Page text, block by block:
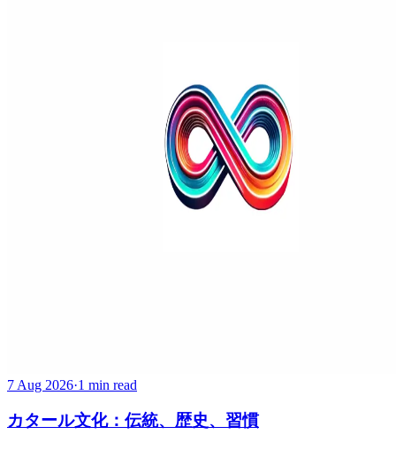
7 Aug 2026·1 min read
カタール文化：伝統、歴史、習慣